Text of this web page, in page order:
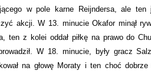
w pole karne Reijndersa, ale
akcji. W 13. minucie Okafor minął
ten z kolei oddał piłkę na prawo do
W 18. minucie, były gracz
na głowę Moraty i ten choć